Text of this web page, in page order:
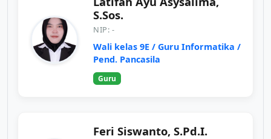
S.Sos.
NIP: -
Wali kelas 9E / Guru Informatika /
Pend. Pancasila
Guru
Feri Siswanto, S.Pd.I.